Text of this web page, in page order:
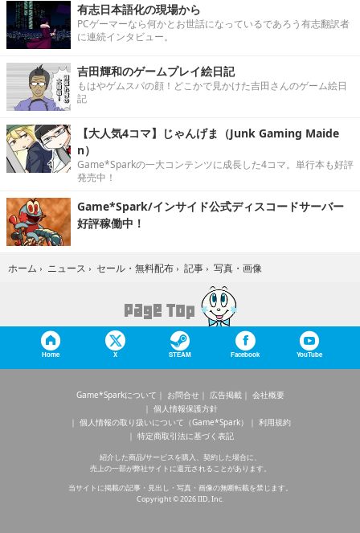
有志日本語化の現場から
PCゲーマーなら何かとお世話になっているであろう有志翻訳者
に連続インタビュー。
吉田輝和のゲームプレイ絵日記
もはやゲムスパの顔！どこかで見かけた吉田さんのゲーム絵日
記
【大人気4コマ】じゃんげま（Junk Gaming Maide
n）
Game*Sparkの一大コンテンツに成長した4コマ。単行本も好評
発売中！
Game*Spark/インサイド公式ディスコードサーバー
好評稼働中！
ホーム › ニュース › セール・無料配布 › 記事 › 写真・画像
Home X STEAM Facebook YouTube
Game*Sparkについて お問合せ 広告掲載
会社概要
個人情報保護方針
個人情報の取り扱いについて（Game*Spark）
利用規約
特定商取引法に基づく表記
紹介した商品/サービスを購入、契約した場合に、
売上の一部が弊社サイトに還元されることがあります。
当サイトに掲載の記事・見出し・写真・画像の無断転載を禁じます。
Copyright © 2026 IID, Inc.